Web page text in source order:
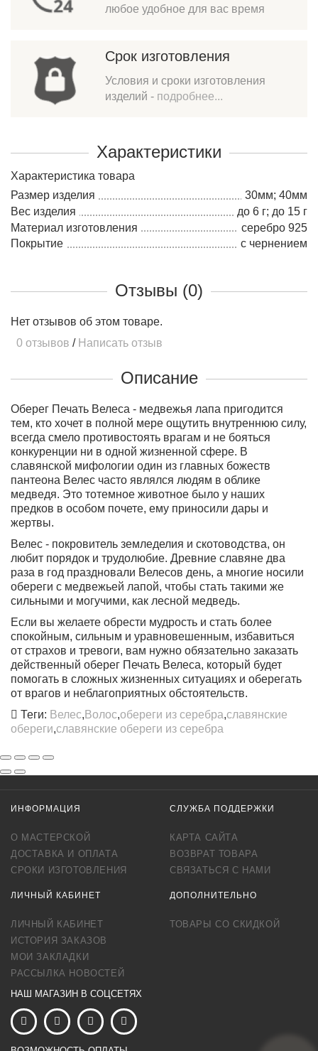
любое удобное для вас время
Срок изготовления
Условия и сроки изготовления
изделий - подробнее...
Характеристики
Характеристика товара
Размер изделия
30мм; 40мм
Вес изделия
до 6 г; до 15 г
Материал изготовления
серебро 925
Покрытие
с чернением
Отзывы (0)
Нет отзывов об этом товаре.
0 отзывов / Написать отзыв
Описание
Оберег Печать Велеса - медвежья лапа пригодится
тем, кто хочет в полной мере ощутить внутреннюю силу,
всегда смело противостоять врагам и не бояться
конкуренции ни в одной жизненной сфере. В
славянской мифологии один из главных божеств
пантеона Велес часто являлся людям в облике
медведя. Это тотемное животное было у наших
предков в особом почете, ему приносили дары и
жертвы.
Велес - покровитель земледелия и скотоводства, он
любит порядок и трудолюбие. Древние славяне два
раза в год праздновали Велесов день, а многие носили
обереги с медвежьей лапой, чтобы стать такими же
сильными и могучими, как лесной медведь.
Если вы желаете обрести мудрость и стать более
спокойным, сильным и уравновешенным, избавиться
от страхов и тревоги, вам нужно обязательно заказать
действенный оберег Печать Велеса, который будет
помогать в сложных жизненных ситуациях и оберегать
от врагов и неблагоприятных обстоятельств.
Теги: Велес, Волос,обереги из серебра,славянские
обереги,славянские обереги из серебра
ИНФОРМАЦИЯ
О МАСТЕРСКОЙ
ДОСТАВКА И ОПЛАТА
СРОКИ ИЗГОТОВЛЕНИЯ
СЛУЖБА ПОДДЕРЖКИ
КАРТА САЙТА
ВОЗВРАТ ТОВАРА
СВЯЗАТЬСЯ С НАМИ
ЛИЧНЫЙ КАБИНЕТ
ЛИЧНЫЙ КАБИНЕТ
ИСТОРИЯ ЗАКАЗОВ
МОИ ЗАКЛАДКИ
РАССЫЛКА НОВОСТЕЙ
ДОПОЛНИТЕЛЬНО
ТОВАРЫ СО СКИДКОЙ
НАШ МАГАЗИН В СОЦСЕТЯХ